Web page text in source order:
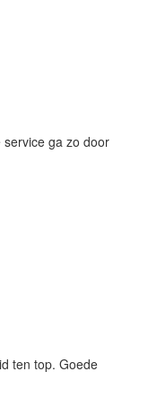
ga zo door
ten top. Goede